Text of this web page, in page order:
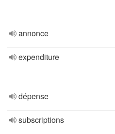
annonce
expenditure
dépense
subscriptions